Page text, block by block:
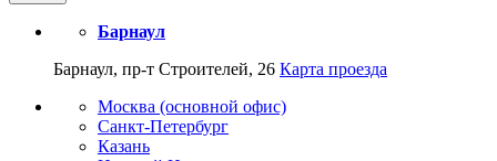
Барнаул
Барнаул, пр-т Строителей, 26 Карта проезда
Москва (основной офис)
Санкт-Петербург
Казань